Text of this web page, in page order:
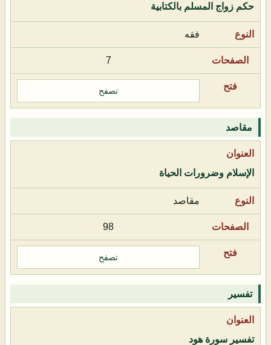
حكم زواج المسلم بالكتابية
فقه
7
تصفح
مقاصد
الإسلام وضرورات الحياة
مقاصد
98
تصفح
تفسير
تفسير سورة هود